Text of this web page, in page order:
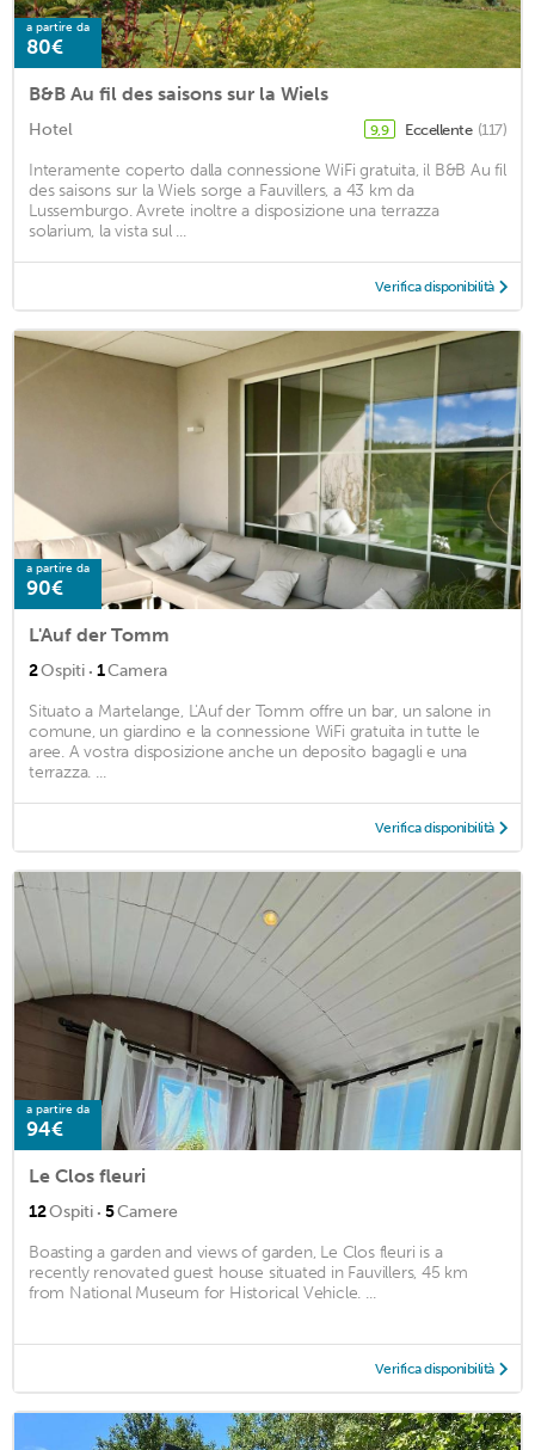
a partire da
80€
B&B Au fil des saisons sur la Wiels
Hotel 9,9 Eccellente (117)
Interamente coperto dalla connessione WiFi gratuita, il B&B Au fil
des saisons sur la Wiels sorge a Fauvillers, a 43 km da
Lussemburgo. Avrete inoltre a disposizione una terrazza
solarium, la vista sul ...
Verifica disponibilità
a partire da
90€
L'Auf der Tomm
2Ospiti · 1Camera
Situato a Martelange, L'Auf der Tomm offre un bar, un salone in
comune, un giardino e la connessione WiFi gratuita in tutte le
aree. A vostra disposizione anche un deposito bagagli e una
terrazza. ...
Verifica disponibilità
a partire da
94€
Le Clos fleuri
12Ospiti · 5Camere
Boasting a garden and views of garden, Le Clos fleuri is a
recently renovated guest house situated in Fauvillers, 45 km
from National Museum for Historical Vehicle. ...
Verifica disponibilità